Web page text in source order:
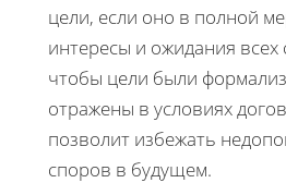
цели, если оно в полной
интересы и ожидания
чтобы цели были
отражены в условиях
позволит избежать
споров в будущем.